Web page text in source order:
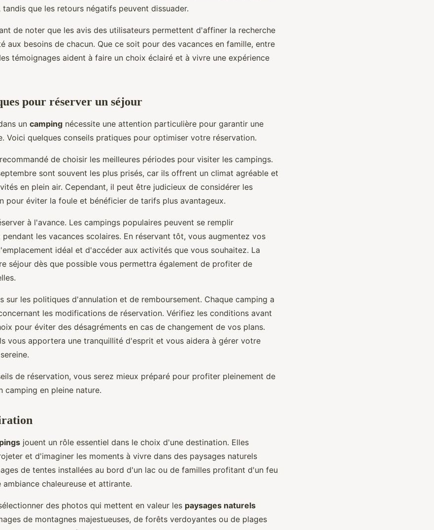
que les retours négatifs peuvent dissuader.
de noter que les avis des utilisateurs permettent d'affiner la recherche
aux besoins de chacun. Que ce soit pour des vacances en famille, entre
témoignages aident à faire un choix éclairé et à vivre une expérience
pour réserver un séjour
un camping nécessite une attention particulière pour garantir une
Voici quelques conseils pratiques pour optimiser votre réservation.
de choisir les meilleures périodes pour visiter les campings.
sont souvent les plus prisés, car ils offrent un climat agréable et
en plein air. Cependant, il peut être judicieux de considérer les
pour éviter la foule et bénéficier de tarifs plus avantageux.
à l'avance. Les campings populaires peuvent se remplir
les vacances scolaires. En réservant tôt, vous augmentez vos
idéal et d'accéder aux activités que vous souhaitez. La
séjour dès que possible vous permettra également de profiter de
sur les politiques d'annulation et de remboursement. Chaque camping a
les modifications de réservation. Vérifiez les conditions avant
pour éviter des désagréments en cas de changement de vos plans.
vous apportera une tranquillité d'esprit et vous aidera à gérer votre
de réservation, vous serez mieux préparé pour profiter pleinement de
camping en pleine nature.
jouent un rôle essentiel dans le choix d'une destination. Elles
et d'imaginer les moments à vivre dans des paysages naturels
de tentes installées au bord d'un lac ou de familles profitant d'un feu
chaleureuse et attirante.
des photos qui mettent en valeur les paysages naturels
de montagnes majestueuses, de forêts verdoyantes ou de plages